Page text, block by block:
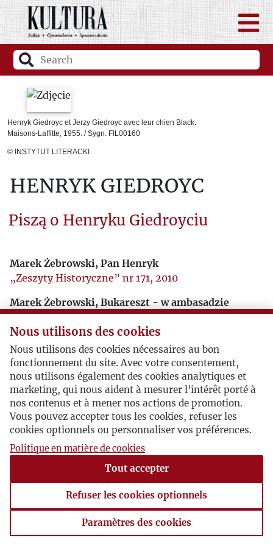
Henryk Giedroyc et Jerzy Giedroyc avec leur chien Black.
Maisons-Laffitte, 1955. / Sygn. FIL00160
© INSTYTUT LITERACKI
HENRYK GIEDROYC
Piszą o Henryku Giedroyciu
Marek Żebrowski, Pan Henryk
„Zeszyty Historyczne” nr 171, 2010
Marek Żebrowski, Bukareszt - w ambasadzie
„Zeszyty Historyczne” nr 171, 2010
Julia Juryś, Henryk Giedroyć (1922-2010)
„Zeszyty Literackie” 2(110), 2010
Album To tylko zabawa - Henryk Giedroyć,
fotografie z Maisons-Laffitte i okolic.
opracowanie i wstęp Stanisław Mancewicz.
Wyd. Fundacja Kultury Paryskiej, Kraków -
Maisons-Laffitte 2020, wersja elektroniczna.
Nous utilisons des cookies
Nous utilisons des cookies nécessaires au bon
fonctionnement du site. Avec votre consentement,
nous utilisons également des cookies analytiques et
marketing, qui nous aident à mesurer l'intérêt porté à
nos contenus et à mener nos actions de promotion.
Vous pouvez accepter tous les cookies, refuser les
cookies optionnels ou personnaliser vos préférences.
Politique en matière de cookies
Tout accepter
Refuser les cookies optionnels
Paramètres des cookies
Paramètres des cookies